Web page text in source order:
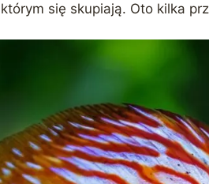
się skupiają. Oto kilka